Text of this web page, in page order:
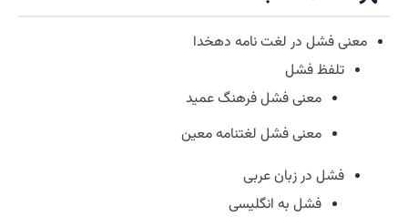
معنی فشل در لغت نامه دهخدا
تلفظ فشل
معنی فشل فرهنگ عمید
معنی فشل لغتنامه معین
فشل در زبان عربی
فشل به انگلیسی